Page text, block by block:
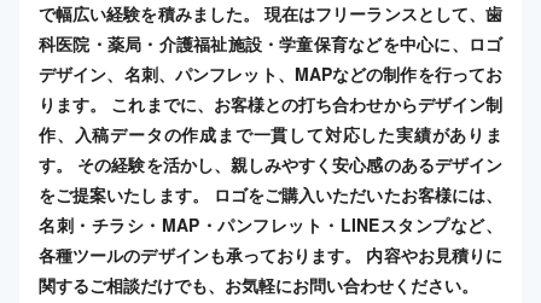
で幅広い経験を積みました。 現在はフリーランスとして、歯
科医院・薬局・介護福祉施設・学童保育などを中心に、ロゴ
デザイン、名刺、パンフレット、MAPなどの制作を行ってお
ります。 これまでに、お客様との打ち合わせからデザイン制
作、入稿データの作成まで一貫して対応した実績がありま
す。 その経験を活かし、親しみやすく安心感のあるデザイン
をご提案いたします。 ロゴをご購入いただいたお客様には、
名刺・チラシ・MAP・パンフレット・LINEスタンプなど、
各種ツールのデザインも承っております。 内容やお見積りに
関するご相談だけでも、お気軽にお問い合わせください。